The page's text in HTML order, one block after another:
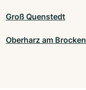
Groß Quenstedt
Oberharz am Brocken